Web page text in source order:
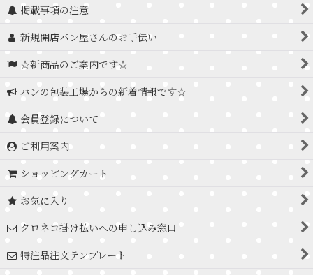
掲載事項の注意
新規開店パン屋さんのお手伝い
☆新商品のご案内です☆
パンの包装工場からの新着情報です☆
会員登録について
ご利用案内
ショッピングカート
お気に入り
クロネコ掛け払いへの申し込み窓口
特注品注文テンプレート